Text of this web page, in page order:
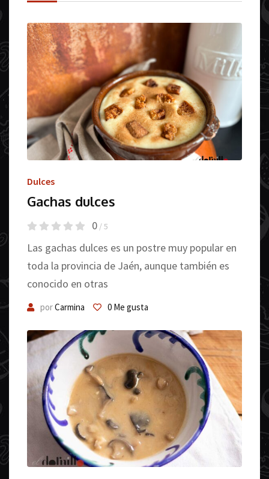
Dulces
Gachas dulces
0 / 5
Las gachas dulces es un postre muy popular en
toda la provincia de Jaén, aunque también es
conocido en otras
porCarmina 0 Me gusta